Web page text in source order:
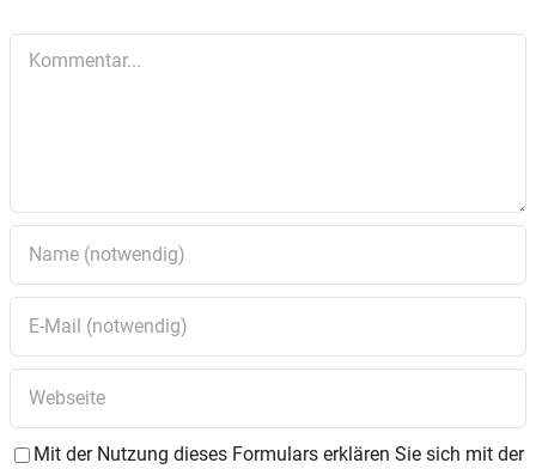
Mit der Nutzung dieses Formulars erklären Sie sich mit der